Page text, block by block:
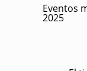
Eventos
2025